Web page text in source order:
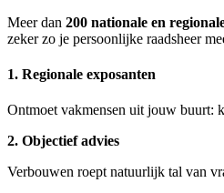
Meer dan 200 nationale en
zeker zo je persoonlijke raadsheer
1. Regionale exposanten
Ontmoet vakmensen uit jouw buurt:
2. Objectief advies
Verbouwen roept natuurlijk tal van